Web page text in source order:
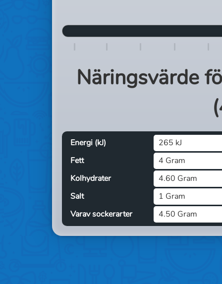
Näringsvärde
(
Energi (kJ)
265 kJ
Fett
4 Gram
Kolhydrater
4.60 Gram
Salt
1 Gram
Varav sockerarter
4.50 Gram